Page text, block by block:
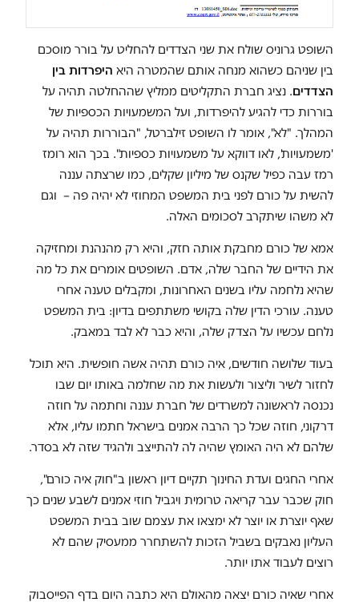
השופט גרוניס שולח את שני הצדדים להחליט על בורר מוסכם
בין שניהם כשהוא מנחה אותם שהמטרה היא היפרדות בין
הצדדים. נציג חברת התקליטים ממליץ שההחלטה תהיה על
בוררות כדי להגיע להיפרדות, ועל המשמעויות הכספיות של
המהלך. "לא", אומר לו השופט זילברטל, "הבוררות תהיה על
'משמעויות', לאו דווקא על משמעויות כספיות". בכך הוא רומז
רמז עבה כפיל שקנס של מיליון שקלים, כמו שרצתה עננה
להשית על כורם לפני בית המשפט המחוזי לא יהיה פה – וגם
לא משהו שיתקרב לסכומים האלה.
אמא של כורם מחבקת אותה חזק, והיא רק מהנהנת ומחזיקה
את הידיים של החבר שלה, אדם. השופטים אומרים את כל מה
שהיא נלחמה עליו בשנים האחרונות, ומקבלים טענה אחרי
טענה. עורכי הדין שלה בקושי משתתפים בדיון: בית המשפט
נלחם עכשיו על הצדק שלה, והיא כבר לא לבד במאבק.
בעוד שלושה חודשים, איה כורם תהיה אשה חופשית. היא תוכל
לחזור לשיר וליצור ולעשות את מה שחלמה באותו יום שבו
נכנסה לראשונה למשרדים של חברת עננה וחתמה על חוזה
דרקוני, חוזה שכל כך הרבה אמנים בישראל חתמו עליו, אלא
שלהם לא היה האומץ שהיה לה להתייצב ולהגיד שזה לא בסדר.
אחרי החגים ועדת החינוך תקיים דיון ראשון ב"חוק איה כורם",
חוק שכבר עבר קריאה טרומית ויגביל חוזי אמנים לשבע שנים כך
שאף יוצרת או יוצר לא ימצאו את עצמם שוב בבית המשפט
העליון נאבקים בשביל הזכות להשתחרר ממעסיק שהם לא
רוצים לעבוד אתו יותר.
אחרי שאיה כורם יצאה מהאולם היא כתבה היום בדף הפייסבוק